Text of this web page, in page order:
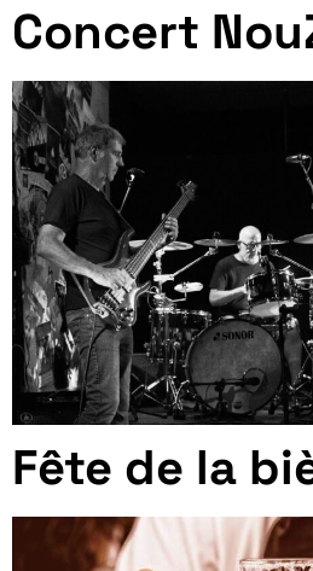
Concert
Fête de la